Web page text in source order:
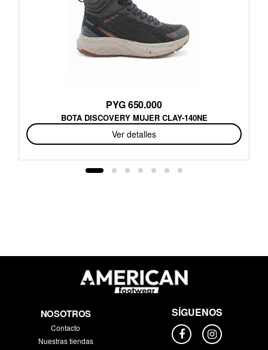
PYG 650.000
BOTA DISCOVERY MUJER CLAY-140NE
Ver detalles
NOSOTROS
Contacto
Nuestras tiendas
SÍGUENOS